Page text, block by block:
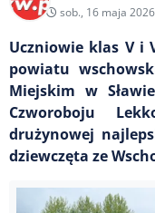
sob., 16 maja
Uczniowie klas V i
powiatu
Miejskim w
Czworoboju
drużynowej
dziewczęta ze